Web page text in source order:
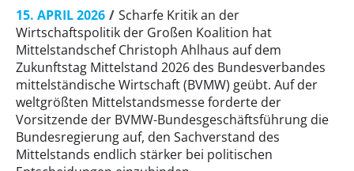
15. APRIL 2026
Scharfe Kritik an der
Wirtschaftspolitik der Großen Koalition hat
Mittelstandschef Christoph Ahlhaus auf dem
Zukunftstag Mittelstand 2026 des Bundesverbandes
mittelständische Wirtschaft (BVMW) geübt. Auf der
weltgrößten Mittelstandsmesse forderte der
Vorsitzende der BVMW-Bundesgeschäftsführung die
Bundesregierung auf, den Sachverstand des
Mittelstands endlich stärker bei politischen